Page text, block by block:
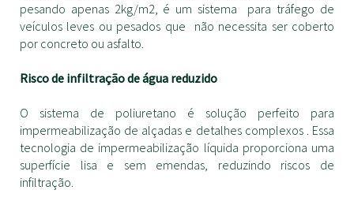
pesando apenas 2kg/m2, é um sistema para tráfego de
veículos leves ou pesados que não necessita ser coberto
por concreto ou asfalto.
Risco de infiltração de água reduzido
O sistema de poliuretano é solução perfeito para
impermeabilização de alçadas e detalhes complexos . Essa
tecnologia de impermeabilização líquida proporciona uma
superfície lisa e sem emendas, reduzindo riscos de
infiltração.